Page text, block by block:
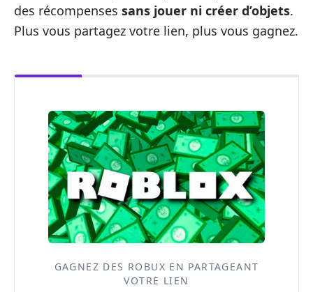
des récompenses sans jouer ni créer d’objets.
Plus vous partagez votre lien, plus vous gagnez.
GAGNEZ DES ROBUX EN PARTAGEANT
VOTRE LIEN